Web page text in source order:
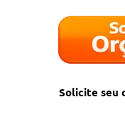
Solicite seu